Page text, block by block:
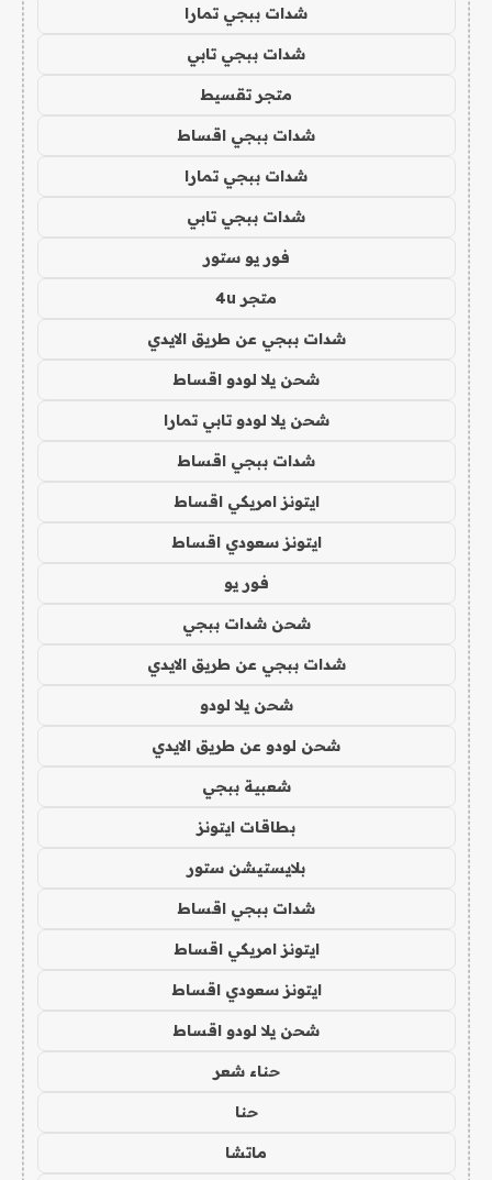
شدات ببجي تمارا
شدات ببجي تابي
متجر تقسيط
شدات ببجي اقساط
شدات ببجي تمارا
شدات ببجي تابي
فور يو ستور
متجر 4u
شدات ببجي عن طريق الايدي
شحن يلا لودو اقساط
شحن يلا لودو تابي تمارا
شدات ببجي اقساط
ايتونز امريكي اقساط
ايتونز سعودي اقساط
فور يو
شحن شدات ببجي
شدات ببجي عن طريق الايدي
شحن يلا لودو
شحن لودو عن طريق الايدي
شعبية ببجي
بطاقات ايتونز
بلايستيشن ستور
شدات ببجي اقساط
ايتونز امريكي اقساط
ايتونز سعودي اقساط
شحن يلا لودو اقساط
حناء شعر
حنا
ماتشا